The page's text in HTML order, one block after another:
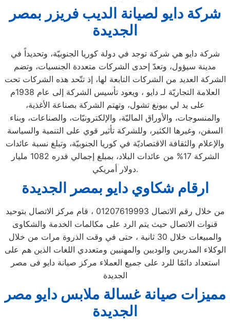
شركة دايو لصيانة الديب فريزر بمصر
الجديدة
شركة دايو هي شركة توجد في دولة كوريا الجنوبيّة، وتحديداً في
مدينة سيؤول، وتعدّ إحدى الشركات متعددة الجنسيات، وتضم
الشركة العديد من الشركات التابعة لها، إذ تتّحد هذه الشركات تحت
العلامة التجاريّة لـ دايو ، ويعود تأسيس الشركة إلى عام 1938م
على يد لي بيونغ تشول، وتهتم الشركة بصناعة الأغذية،
والمنسوجات، والأوراق الماليّة، والإلكترونيّات، والصناعات، وبناء
السفن، وغيرها الكثير، وللشركة تأثير قوي على التنمية والسياسة
والإعلام والثقافة الاقتصاديّة في كوريا الجنوبيّة، وتبلغ نسبة عائدات
الشركة 17% من عائدات البلاد، بمبلغ إجمالي قدره 1082 مليار
دولار أمريكي.
ارقام شكاوي دايو بمصر الجديدة
من خلال رقم الاتصال 01207619993 ، قام مركز الاتصال بتوحيد
قنوات الاتصال حيث يتم الرد على مكالمات الخدمة والشكاوى
والمبيعات خلال 30 ثانية ، حتى في وقت الذروة مرات من خلال
الوكلاء المدربين والوديين والمهنيين ومتعددي اللغات الذين هم على
استعداد دائمًا للرد على جميع العملاء مركز صيانة دايو فى مصر
الجديدة
مميزات صيانة غسالة ملابس دايو مصر
الجديدة